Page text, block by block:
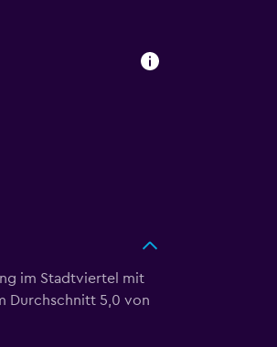
im Stadtviertel mit
Durchschnitt 5,0 von